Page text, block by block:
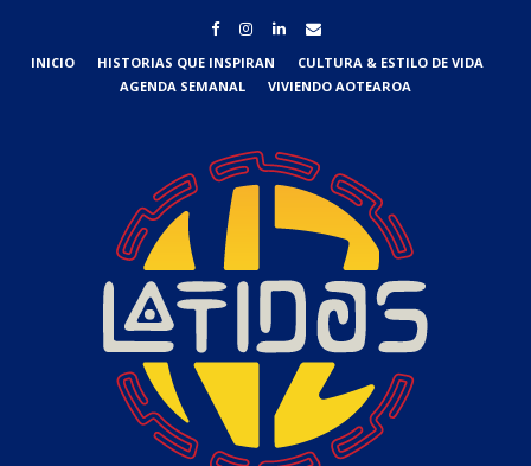
INICIO HISTORIAS QUE INSPIRAN
CULTURA & ESTILO DE VIDA
AGENDA SEMANAL
VIVIENDO AOTEAROA